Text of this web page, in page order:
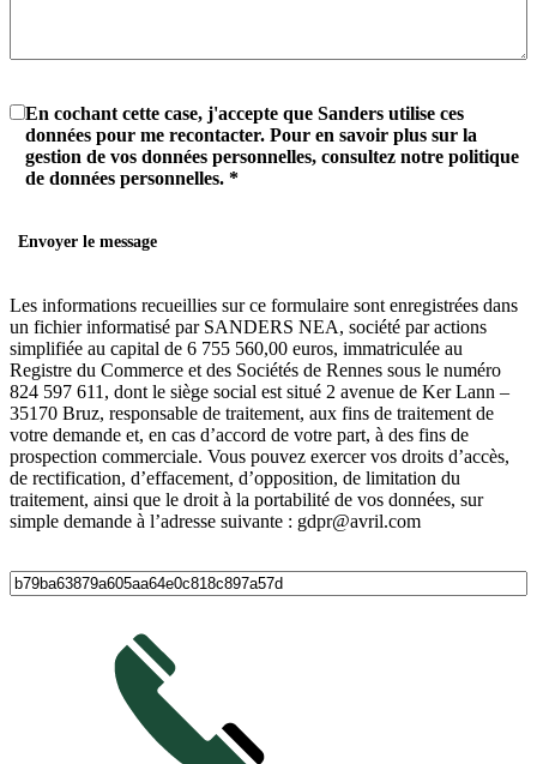
En cochant cette case, j'accepte que Sanders utilise ces
données pour me recontacter. Pour en savoir plus sur la
gestion de vos données personnelles, consultez notre politique
de données personnelles. *
Les informations recueillies sur ce formulaire sont enregistrées dans
un fichier informatisé par SANDERS NEA, société par actions
simplifiée au capital de 6 755 560,00 euros, immatriculée au
Registre du Commerce et des Sociétés de Rennes sous le numéro
824 597 611, dont le siège social est situé 2 avenue de Ker Lann –
35170 Bruz, responsable de traitement, aux fins de traitement de
votre demande et, en cas d’accord de votre part, à des fins de
prospection commerciale. Vous pouvez exercer vos droits d’accès,
de rectification, d’effacement, d’opposition, de limitation du
traitement, ainsi que le droit à la portabilité de vos données, sur
simple demande à l’adresse suivante : gdpr@avril.com